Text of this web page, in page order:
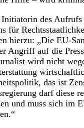
Initiatorin des Aufrufs
für
hierzu: „Die EU-
Angriff auf die
wird nicht
das ist
darf diese
und muss sich im